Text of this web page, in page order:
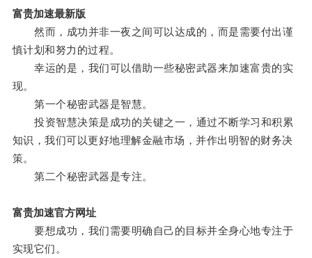
富贵加速最新版
然而，成功并非一夜之间可以达成的，而是需要付出谨
慎计划和努力的过程。
幸运的是，我们可以借助一些秘密武器来加速富贵的实
现。
第一个秘密武器是智慧。
投资智慧决策是成功的关键之一，通过不断学习和积累
知识，我们可以更好地理解金融市场，并作出明智的财务决
策。
第二个秘密武器是专注。
富贵加速官方网址
要想成功，我们需要明确自己的目标并全身心地专注于
实现它们。